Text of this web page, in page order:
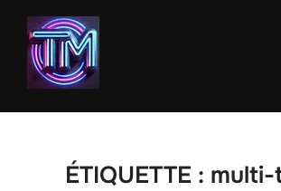
Aller
contenu
ÉTIQUETTE :